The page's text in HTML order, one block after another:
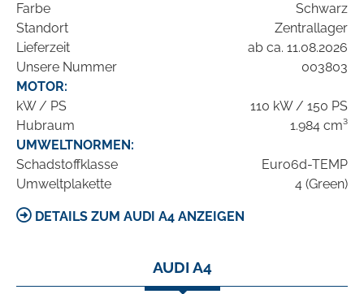
Farbe
Schwarz
Standort
Zentrallager
Lieferzeit
ab ca. 11.08.2026
Unsere Nummer
003803
MOTOR:
kW / PS
110 kW / 150 PS
Hubraum
1.984 cm³
UMWELTNORMEN:
Schadstoffklasse
Euro6d-TEMP
Umweltplakette
4 (Green)
DETAILS ZUM AUDI A4 ANZEIGEN
AUDI A4